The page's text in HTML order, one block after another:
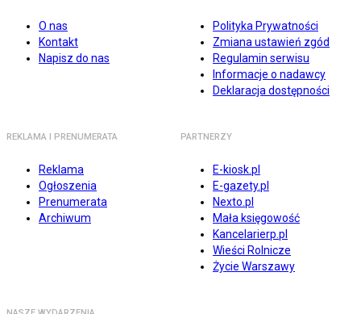
O nas
Kontakt
Napisz do nas
Polityka Prywatności
Zmiana ustawień zgód
Regulamin serwisu
Informacje o nadawcy
Deklaracja dostępności
REKLAMA I PRENUMERATA
Reklama
Ogłoszenia
Prenumerata
Archiwum
PARTNERZY
E-kiosk.pl
E-gazety.pl
Nexto.pl
Mała księgowość
Kancelarierp.pl
Wieści Rolnicze
Życie Warszawy